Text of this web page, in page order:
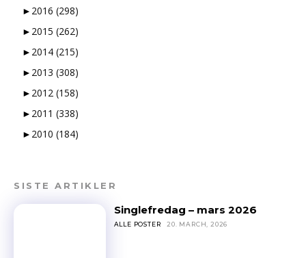
► 2016 (298)
► 2015 (262)
► 2014 (215)
► 2013 (308)
► 2012 (158)
► 2011 (338)
► 2010 (184)
SISTE ARTIKLER
Singlefredag – mars 2026
ALLE POSTER 20. MARCH, 2026